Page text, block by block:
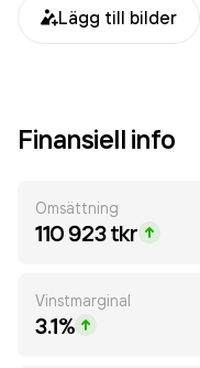
Lägg till bilder
Finansiell info
Omsättning
110 923 tkr
Vinstmarginal
3.1%